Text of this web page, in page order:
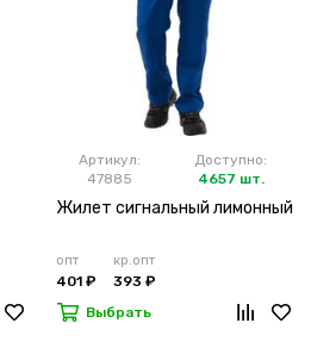
Артикул:
47885
Доступно:
4657 шт.
Жилет сигнальный лимонный
опт
401 ₽
кр.опт
393 ₽
Выбрать